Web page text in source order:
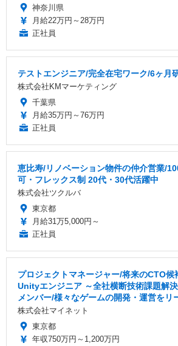
神奈川県
月給22万円～28万円
正社員
テストエンジニア/完全在宅ワーク/6ヶ月
株式会社KMマーケティング
千葉県
月給35万円～76万円
正社員
恵比寿/リノベーション物件の仲介営業/
可・フレックス制 20代・30代活躍中
株式会社ツクルバ
東京都
月給31万5,000円～
正社員
プロジェクトマネージャー/将来のCTO候
Unityエンジニア ～全社横断技術課題解
メンバー/様々なゲームの開発・運営をリ
株式会社マイネット
東京都
年収750万円～1,200万円